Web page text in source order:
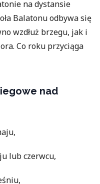
na dystansie
Balatonu odbywa się
wzdłuż brzegu, jak i
Co roku przyciąga
nad
lub czerwcu,